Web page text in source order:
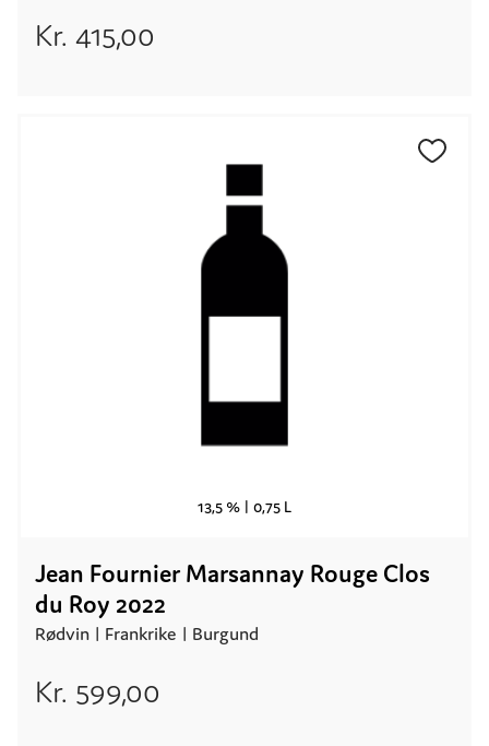
Kr. 415,00
13,5 % | 0,75 L
Jean Fournier Marsannay Rouge Clos
du Roy 2022
Rødvin | Frankrike | Burgund
Kr. 599,00